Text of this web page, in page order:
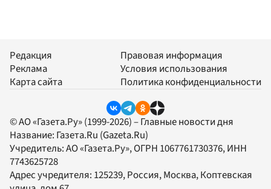
Редакция
Реклама
Карта сайта
Правовая информация
Условия использования
Политика конфиденциальности
© АО «Газета.Ру» (1999-2026) – Главные новости дня
Название: Газета.Ru (Gazeta.Ru)
Учредитель:АО «Газета.Ру», ОГРН 1067761730376, ИНН
7743625728
Адрес учредителя: 125239, Россия, Москва, Коптевская